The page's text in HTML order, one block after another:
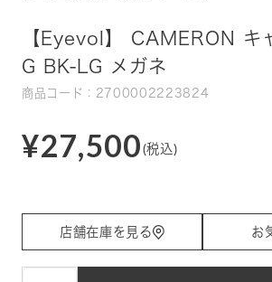
【Eyevol】 CAMERON キ
G BK-LG メガネ
商品コード：2700002223824
¥27,500 (税込)
店舗在庫を見る お